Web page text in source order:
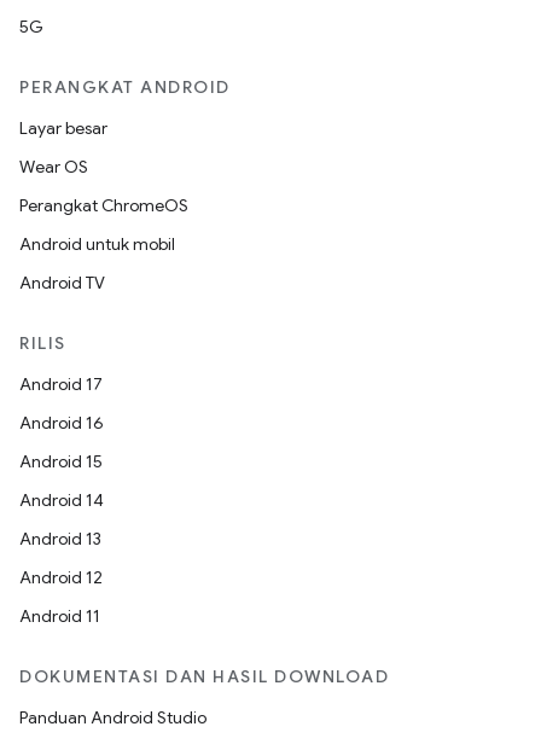
5G
PERANGKAT ANDROID
Layar besar
Wear OS
Perangkat ChromeOS
Android untuk mobil
Android TV
RILIS
Android 17
Android 16
Android 15
Android 14
Android 13
Android 12
Android 11
DOKUMENTASI DAN HASIL DOWNLOAD
Panduan Android Studio